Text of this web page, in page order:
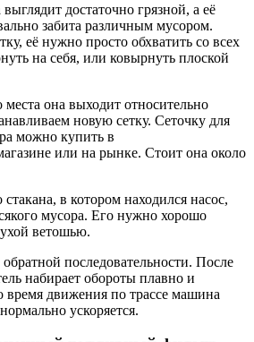
достаточно грязной, а её
забита различным мусором.
её нужно просто обхватить со всех
на себя, или ковырнуть плоской
места она выходит относительно
новую сетку. Сеточку для
можно купить в
или на рынке. Стоит она около
в котором находился насос,
мусора. Его нужно хорошо
ветошью.
обратной последовательности. После
набирает обороты плавно и
время движения по трассе машина
ускоряется.